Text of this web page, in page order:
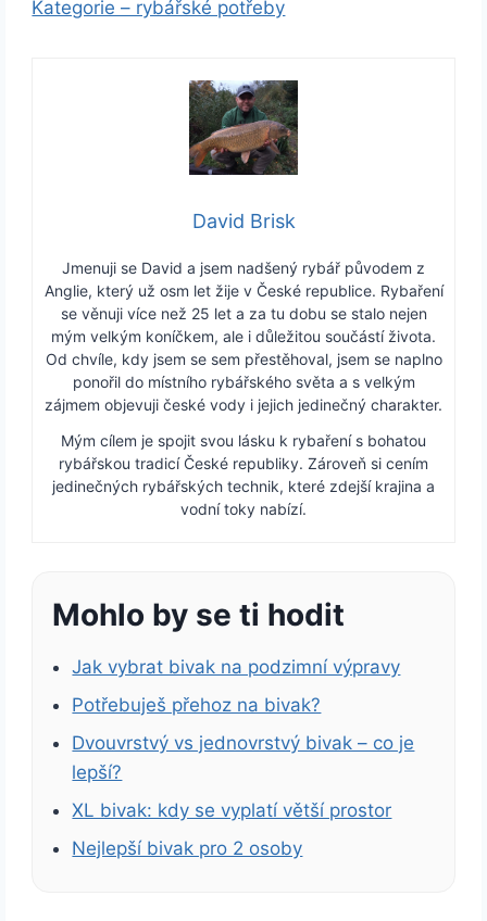
Kategorie – rybářské potřeby
David Brisk
Jmenuji se David a jsem nadšený rybář původem z
Anglie, který už osm let žije v České republice. Rybaření
se věnuji více než 25 let a za tu dobu se stalo nejen
mým velkým koníčkem, ale i důležitou součástí života.
Od chvíle, kdy jsem se sem přestěhoval, jsem se naplno
ponořil do místního rybářského světa a s velkým
zájmem objevuji české vody i jejich jedinečný charakter.
Mým cílem je spojit svou lásku k rybaření s bohatou
rybářskou tradicí České republiky. Zároveň si cením
jedinečných rybářských technik, které zdejší krajina a
vodní toky nabízí.
Mohlo by se ti hodit
Jak vybrat bivak na podzimní výpravy
Potřebuješ přehoz na bivak?
Dvouvrstvý vs jednovrstvý bivak – co je
lepší?
XL bivak: kdy se vyplatí větší prostor
Nejlepší bivak pro 2 osoby